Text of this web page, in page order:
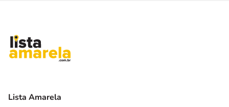
Lista Amarela